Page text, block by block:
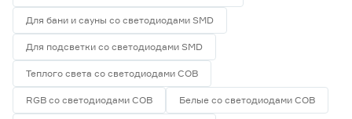
Для бани и сауны со светодиодами SMD
Для подсветки со светодиодами SMD
Теплого света со светодиодами СОВ
RGB со светодиодами СОВ Белые со светодиодами СОВ